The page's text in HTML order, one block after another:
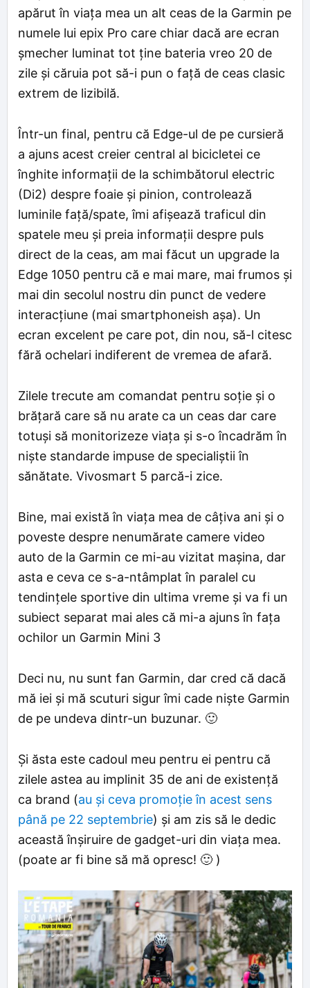
apărut în viața mea un alt ceas de la Garmin pe
numele lui epix Pro care chiar dacă are ecran
șmecher luminat tot ține bateria vreo 20 de
zile și căruia pot să-i pun o față de ceas clasic
extrem de lizibilă.
Într-un final, pentru că Edge-ul de pe cursieră
a ajuns acest creier central al bicicletei ce
înghite informații de la schimbătorul electric
(Di2) despre foaie și pinion, controlează
luminile față/spate, îmi afișează traficul din
spatele meu și preia informații despre puls
direct de la ceas, am mai făcut un upgrade la
Edge 1050 pentru că e mai mare, mai frumos și
mai din secolul nostru din punct de vedere
interacțiune (mai smartphoneish așa). Un
ecran excelent pe care pot, din nou, să-l citesc
fără ochelari indiferent de vremea de afară.
Zilele trecute am comandat pentru soție și o
brățară care să nu arate ca un ceas dar care
totuși să monitorizeze viața și s-o încadrăm în
niște standarde impuse de specialiștii în
sănătate. Vivosmart 5 parcă-i zice.
Bine, mai există în viața mea de câțiva ani și o
poveste despre nenumărate camere video
auto de la Garmin ce mi-au vizitat mașina, dar
asta e ceva ce s-a-ntâmplat în paralel cu
tendințele sportive din ultima vreme și va fi un
subiect separat mai ales că mi-a ajuns în fața
ochilor un Garmin Mini 3
Deci nu, nu sunt fan Garmin, dar cred că dacă
mă iei și mă scuturi sigur îmi cade niște Garmin
de pe undeva dintr-un buzunar. 🙂
Și ăsta este cadoul meu pentru ei pentru că
zilele astea au implinit 35 de ani de existență
ca brand (au și ceva promoție în acest sens
până pe 22 septembrie) și am zis să le dedic
această înșiruire de gadget-uri din viața mea.
(poate ar fi bine să mă opresc! 🙂 )